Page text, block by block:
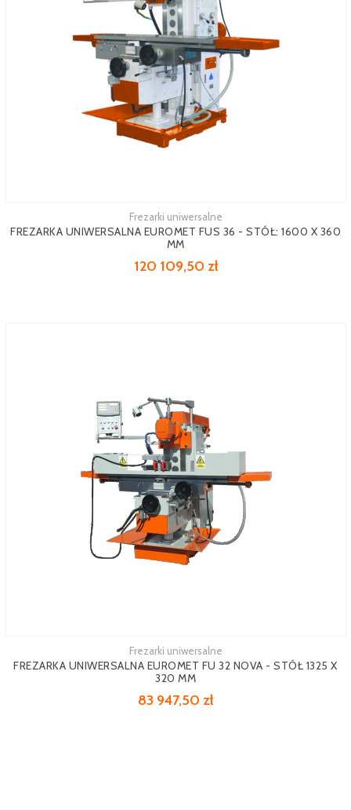
Frezarki uniwersalne
FREZARKA UNIWERSALNA EUROMET FUS 36 - STÓŁ: 1600 X 360
MM
120 109,50 zł
Frezarki uniwersalne
FREZARKA UNIWERSALNA EUROMET FU 32 NOVA - STÓŁ 1325 X
320 MM
83 947,50 zł